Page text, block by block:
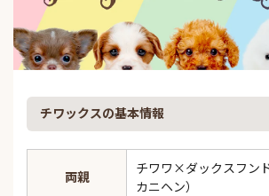
チワックスの基本情報
両親
チワワ×ダックスフン
カニヘン）